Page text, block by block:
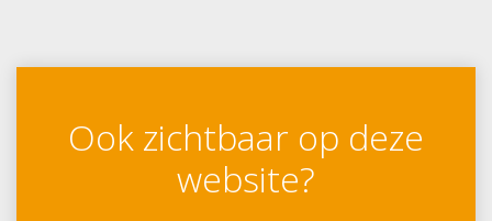
Ook zichtbaar op deze
website?